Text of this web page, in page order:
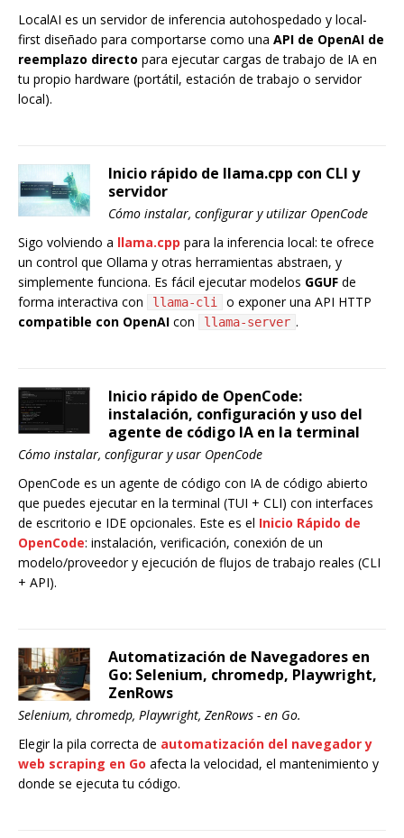
LocalAI es un servidor de inferencia autohospedado y local-
first diseñado para comportarse como una API de OpenAI de
reemplazo directo para ejecutar cargas de trabajo de IA en
tu propio hardware (portátil, estación de trabajo o servidor
local).
Inicio rápido de llama.cpp con CLI y
servidor
Cómo instalar, configurar y utilizar OpenCode
Sigo volviendo a llama.cpp para la inferencia local: te ofrece
un control que Ollama y otras herramientas abstraen, y
simplemente funciona. Es fácil ejecutar modelos GGUF de
forma interactiva con
llama-cli
o exponer una API HTTP
compatible con OpenAI con llama-server .
Inicio rápido de OpenCode:
instalación, configuración y uso del
agente de código IA en la terminal
Cómo instalar, configurar y usar OpenCode
OpenCode es un agente de código con IA de código abierto
que puedes ejecutar en la terminal (TUI + CLI) con interfaces
de escritorio e IDE opcionales. Este es el Inicio Rápido de
OpenCode: instalación, verificación, conexión de un
modelo/proveedor y ejecución de flujos de trabajo reales (CLI
+ API).
Automatización de Navegadores en
Go: Selenium, chromedp, Playwright,
ZenRows
Selenium, chromedp, Playwright, ZenRows - en Go.
Elegir la pila correcta de automatización del navegador y
web scraping en Go afecta la velocidad, el mantenimiento y
donde se ejecuta tu código.